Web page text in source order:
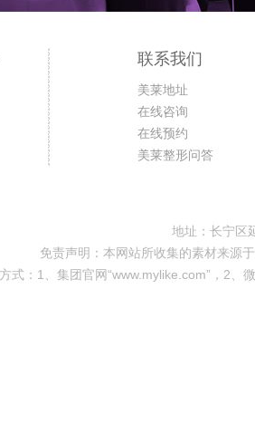
联系我们
美莱地址
在线咨询
在线预约
美莱整形问答
地址：长宁区
免责声明：本网站所收集的素材来源
式：1、集团官网“www.mylike.com”，2